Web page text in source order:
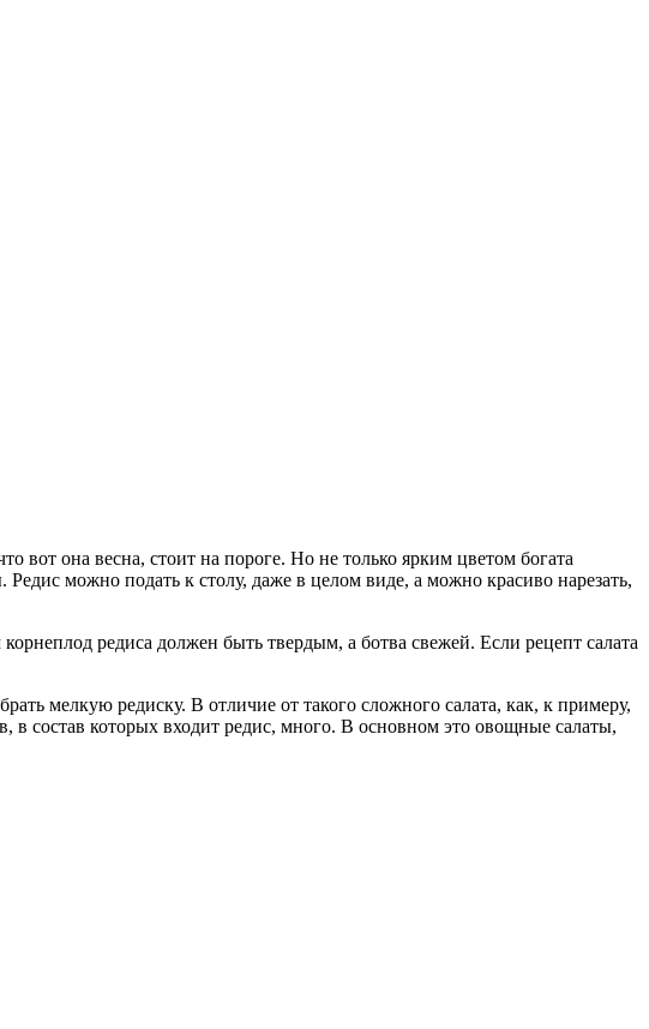
вот она весна, стоит на пороге. Но не только ярким цветом богата
можно подать к столу, даже в целом виде, а можно красиво нарезать,
редиса должен быть твердым, а ботва свежей. Если рецепт салата
мелкую редиску. В отличие от такого сложного салата, как, к примеру,
в состав которых входит редис, много. В основном это овощные салаты,